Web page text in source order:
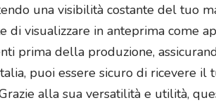
una visibilità costante del tuo
di visualizzare in anteprima come
prima della produzione,
puoi essere sicuro di ricevere
alla sua versatilità e utilità,